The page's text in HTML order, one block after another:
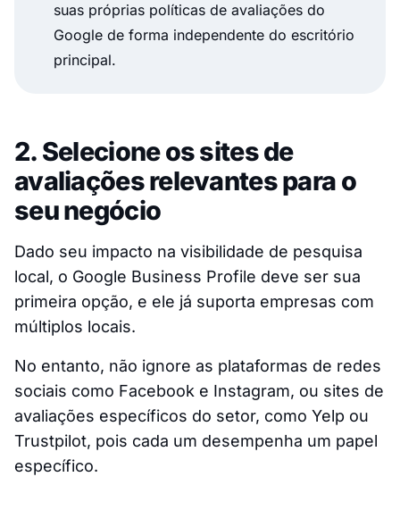
suas próprias políticas de avaliações do
Google de forma independente do escritório
principal.
2. Selecione os sites de
avaliações relevantes para o
seu negócio
Dado seu impacto na visibilidade de pesquisa
local, o Google Business Profile deve ser sua
primeira opção, e ele já suporta empresas com
múltiplos locais.
No entanto, não ignore as plataformas de redes
sociais como Facebook e Instagram, ou sites de
avaliações específicos do setor, como Yelp ou
Trustpilot, pois cada um desempenha um papel
específico.